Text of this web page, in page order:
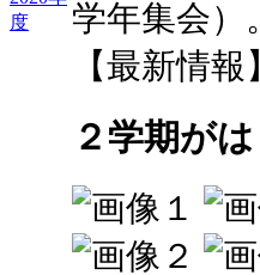
度
学年集会）。
【最新情
２学期が